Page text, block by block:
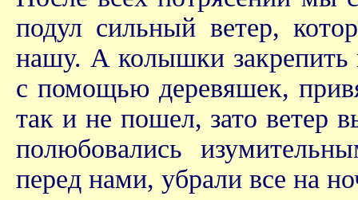
подул сильный ветер,
нашу. А колышки закрепить
с помощью деревяшек,
так и не пошел, зато
полюбовались
перед нами, убрали все на